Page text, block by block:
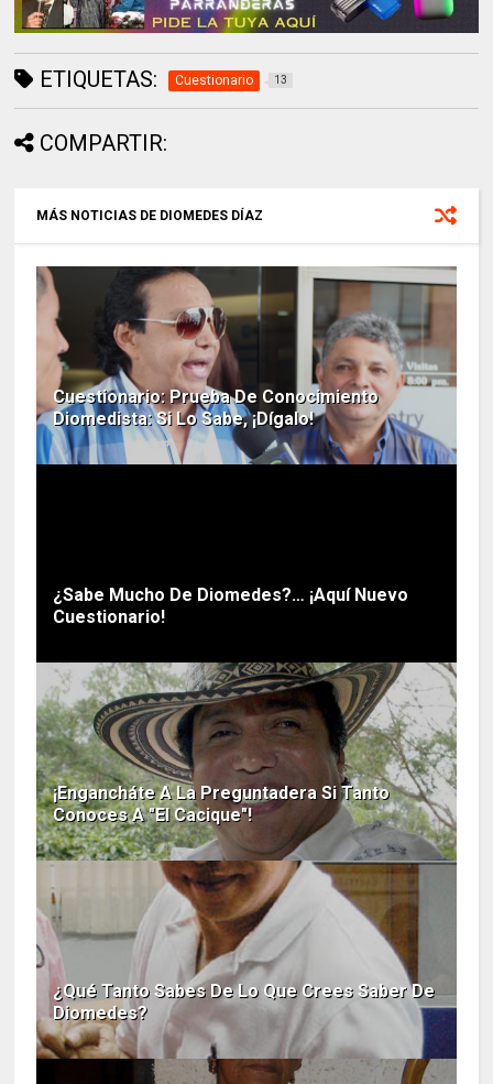
ETIQUETAS: Cuestionario 13
COMPARTIR:
MÁS NOTICIAS DE DIOMEDES DÍAZ
Cuestionario: Prueba De Conocimiento
Diomedista: Si Lo Sabe, ¡Dígalo!
¿Sabe Mucho De Diomedes?… ¡Aquí Nuevo
Cuestionario!
¡Engancháte A La Preguntadera Si Tanto
Conoces A "El Cacique"!
¿Qué Tanto Sabes De Lo Que Crees Saber De
Diomedes?